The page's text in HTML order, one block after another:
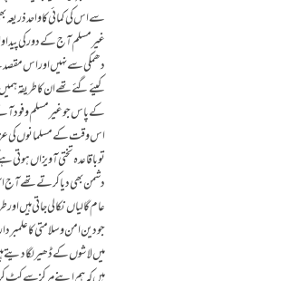
سے اس کی کمائی کا واحد ذریعہ
غیر مسلم آج کے دور کی
دھمکی سے نہیں اور اس
کیئے گئے تھے ان کا طریقہ
کے پاس جو غیر مسلم وفود
اس وقت کے مسلمانوں کی
تو باقاعدہ تختی آویزاں
دشمن بھی دیا کرتے تھے آج
عام گالیاں نکالی جاتی ہیں
جو دین امن و سلامتی کا
میں لاشوں کے ڈھیر لگا